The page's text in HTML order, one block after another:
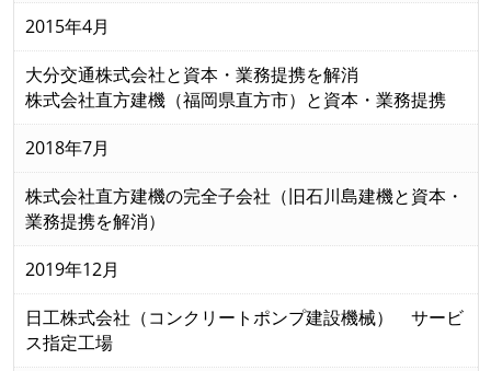
2015年4月
大分交通株式会社と資本・業務提携を解消
株式会社直方建機（福岡県直方市）と資本・業務提携
2018年7月
株式会社直方建機の完全子会社（旧石川島建機と資本・
業務提携を解消）
2019年12月
日工株式会社（コンクリートポンプ建設機械） サービ
ス指定工場